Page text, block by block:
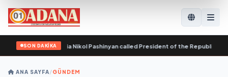
SON DAKİKA
of Armenia Nikol Pashinyan called President of the Republic of
ANA SAYFA/GÜNDEM